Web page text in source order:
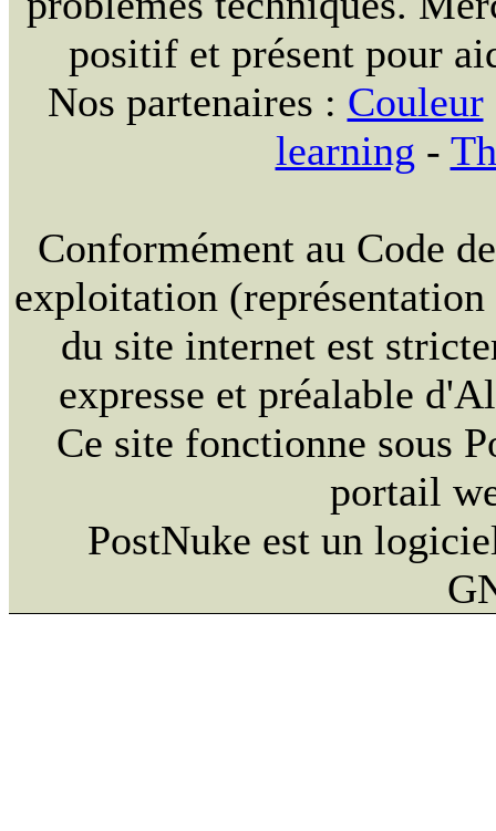
positif et présent pour
Nos partenaires : Couleur
learning -
Conformément au Code
exploitation
du site internet est
expresse et préalable
Ce site fonctionne sous
portail
PostNuke est un